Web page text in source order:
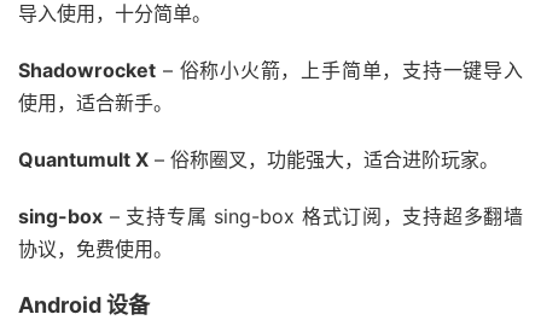
导入使用，十分简单。
Shadowrocket – 俗称小火箭，上手简单，支持一键导入
使用，适合新手。
Quantumult X – 俗称圈叉，功能强大，适合进阶玩家。
sing-box – 支持专属 sing-box 格式订阅，支持超多翻墙
协议，免费使用。
Android 设备